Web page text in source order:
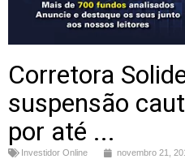
Corretora
suspensão
por até ...
Investidor Online novembro 21,